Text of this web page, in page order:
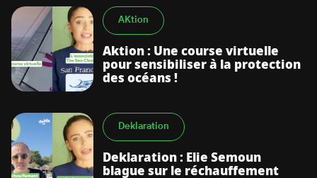
AKtion
Aktion : Une course virtuelle
pour sensibiliser à la protection
des océans !
Deklaration
Deklaration : Elie Semoun
blague sur le réchauffement